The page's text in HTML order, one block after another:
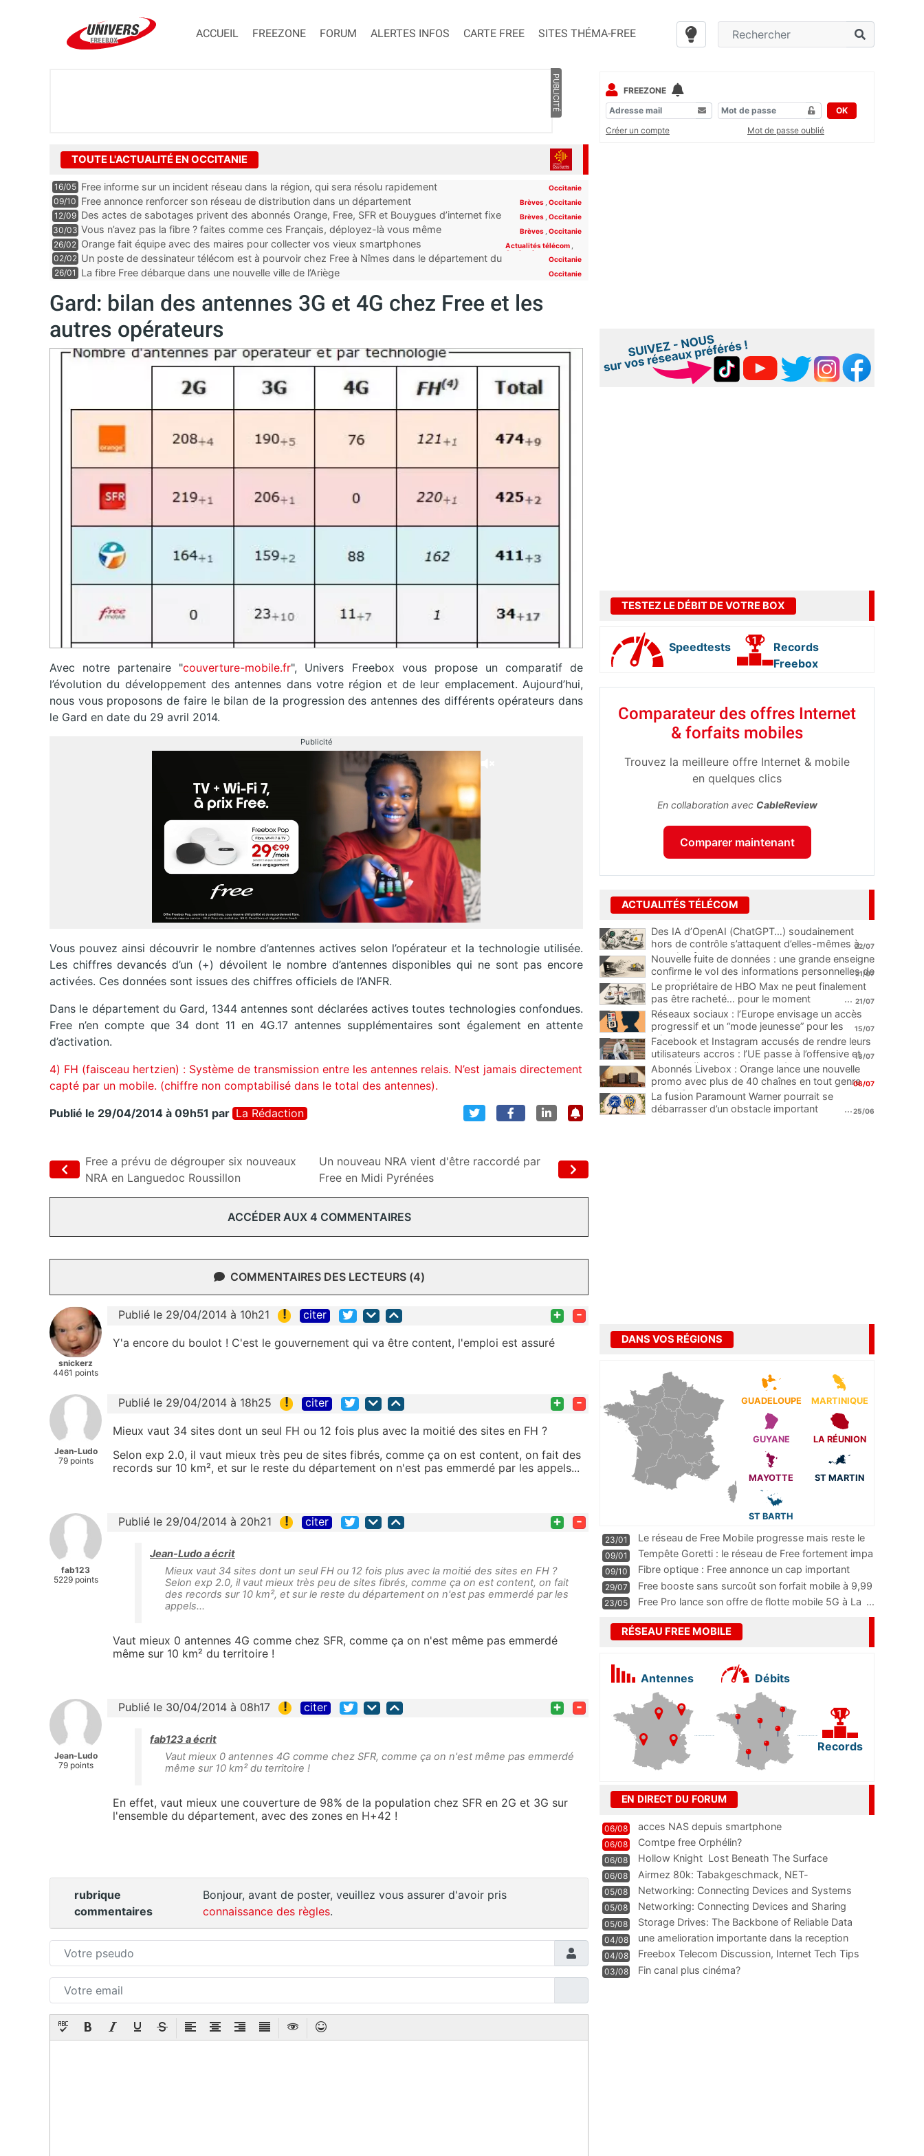
ACCUEIL FREEZONE FORUM ALERTES INFOS CARTE FREE SITES THÉMA-FREE
PUBLICITÉ
TOUTE L'ACTUALITÉ EN OCCITANIE
16/05 Free informe sur un incident réseau dans la région, qui sera résolu rapidement Occitanie
09/10 Free annonce renforcer son réseau de distribution dans un département Brèves Occitanie
12/09 Des actes de sabotages privent des abonnés Orange, Free, SFR et Bouygues d’internet fixe
et mobile, “c’est clairement quelqu’un qui est expert”
Brèves Occitanie
30/03 Vous n’avez pas la fibre ? faites comme ces Français, déployez-là vous même Brèves Occitanie
26/02 Orange fait équipe avec des maires pour collecter vos vieux smartphones Actualités télécom
Occitanie
02/02 Un poste de dessinateur télécom est à pourvoir chez Free à Nîmes dans le département du
Gard
Occitanie
26/01 La fibre Free débarque dans une nouvelle ville de l’Ariège Occitanie
Gard: bilan des antennes 3G et 4G chez Free et les
autres opérateurs
Avec notre partenaire "couverture-mobile.fr", Univers Freebox vous propose un comparatif de
l’évolution du développement des antennes dans votre région et de leur emplacement. Aujourd’hui,
nous vous proposons de faire le bilan de la progression des antennes des différents opérateurs dans
le Gard en date du 29 avril 2014.
Publicité
Vous pouvez ainsi découvrir le nombre d’antennes actives selon l’opérateur et la technologie utilisée.
Les chiffres devancés d’un (+) dévoilent le nombre d’antennes disponibles qui ne sont pas encore
activées. Ces données sont issues des chiffres officiels de l’ANFR.
Dans le département du Gard, 1344 antennes sont déclarées actives toutes technologies confondues.
Free n’en compte que 34 dont 11 en 4G.17 antennes supplémentaires sont également en attente
d’activation.
4) FH (faisceau hertzien) : Système de transmission entre les antennes relais. N’est jamais directement
capté par un mobile. (chiffre non comptabilisé dans le total des antennes).
Publié le 29/04/2014 à 09h51 par La Rédaction
Free a prévu de dégrouper six nouveaux
NRA en Languedoc Roussillon
Un nouveau NRA vient d'être raccordé par
Free en Midi Pyrénées
ACCÉDER AUX 4 COMMENTAIRES
COMMENTAIRES DES LECTEURS (4)
snickerz
4461 points
Publié le 29/04/2014 à 10h21 ! citer + -
Y'a encore du boulot ! C'est le gouvernement qui va être content, l'emploi est assuré
Jean-Ludo
79 points
Publié le 29/04/2014 à 18h25 ! citer + -
Mieux vaut 34 sites dont un seul FH ou 12 fois plus avec la moitié des sites en FH ?
Selon exp 2.0, il vaut mieux très peu de sites fibrés, comme ça on est content, on fait des
records sur 10 km², et sur le reste du département on n'est pas emmerdé par les appels...
fab123
5229 points
Publié le 29/04/2014 à 20h21 ! citer + -
Jean-Ludo a écrit
Mieux vaut 34 sites dont un seul FH ou 12 fois plus avec la moitié des sites en FH ?
Selon exp 2.0, il vaut mieux très peu de sites fibrés, comme ça on est content, on fait
des records sur 10 km², et sur le reste du département on n'est pas emmerdé par les
appels...
Vaut mieux 0 antennes 4G comme chez SFR, comme ça on n'est même pas emmerdé
même sur 10 km² du territoire !
Jean-Ludo
79 points
Publié le 30/04/2014 à 08h17 ! citer + -
fab123 a écrit
Vaut mieux 0 antennes 4G comme chez SFR, comme ça on n'est même pas emmerdé
même sur 10 km² du territoire !
En effet, vaut mieux une couverture de 98% de la population chez SFR en 2G et 3G sur
l'ensemble du département, avec des zones en H+42 !
rubrique
commentaires
Bonjour, avant de poster, veuillez vous assurer d'avoir pris
connaissance des règles.
FREEZONE
OK
Créer un compte
Mot de passe oublié
TESTEZ LE DÉBIT DE VOTRE BOX
Speedtests
Records
Freebox
Comparateur des offres Internet
& forfaits mobiles
Trouvez la meilleure offre Internet & mobile
en quelques clics
En collaboration avec CableReview
Comparer maintenant
ACTUALITÉS TÉLÉCOM
Des IA d’OpenAI (ChatGPT…) soudainement
hors de contrôle s’attaquent d’elles-mêmes à
une plateforme
...
22/07
Nouvelle fuite de données : une grande enseigne
confirme le vol des informations personnelles de
ses clients
...
21/07
Le propriétaire de HBO Max ne peut finalement
pas être racheté… pour le moment
... 21/07
Réseaux sociaux : l’Europe envisage un accès
progressif et un “mode jeunesse” pour les
mineurs
...
15/07
Facebook et Instagram accusés de rendre leurs
utilisateurs accros : l’UE passe à l’offensive et
menace d’une amende record
...
13/07
Abonnés Livebox : Orange lance une nouvelle
promo avec plus de 40 chaînes en tout genre
pour 1€
06/07
La fusion Paramount Warner pourrait se
débarrasser d’un obstacle important
...25/06
DANS VOS RÉGIONS
GUADELOUPE MARTINIQUE
GUYANE LA RÉUNION
MAYOTTE ST MARTIN
ST BARTH
23/01
Le réseau de Free Mobile progresse mais reste le
m
...
09/01
Tempête Goretti : le réseau de Free fortement impa
09/10
Fibre optique : Free annonce un cap important
pass
...
29/07
Free booste sans surcoût son forfait mobile à 9,99
23/05 Free Pro lance son offre de flotte mobile 5G à La ...
RÉSEAU FREE MOBILE
Antennes Débits
Records
EN DIRECT DU FORUM
06/08 acces NAS depuis smartphone
06/08 Comtpe free Orphélin?
06/08 Hollow Knight  Lost Beneath The Surface
06/08
Airmez 80k: Tabakgeschmack, NET-
Technologie und Leistung im
05/08 Networking: Connecting Devices and Systems
05/08
Networking: Connecting Devices and Sharing
Information
05/08
Storage Drives: The Backbone of Reliable Data
Management
04/08
une amelioration importante dans la reception
WIFI
04/08
Freebox Telecom Discussion, Internet Tech Tips
Communi
03/08 Fin canal plus cinéma?